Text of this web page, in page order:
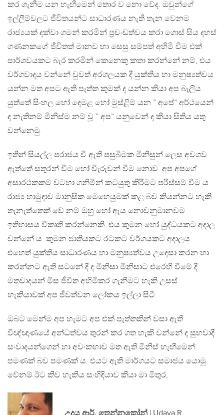
කර ගැනීම යන හැඟීමෙන් තොර ව නො වේද. ඔවුන්ගේ
ඉල්ලීම්වලට ජීවිතයන්ට සාධාරණය නැති තැන වෙනම
රාජ්‍යයක් දක්වා ගමන් කරමින් ප්‍රචංඩත්වය කරා ගොස් සිය දහස්
ගණනකගේ ජීවිතත් මානව හා සෙසු සම්පත් අහිමි වීම එක්
පාර්ශවයකට බැර කරමින් කෙනෙකු කතා කරන්නේ නම්, එය
වර්ගවාදය වන්නේ වුවත් අරගලයක දී යුක්තිය හා මනුෂ්‍යත්වය
යන්න මත අපට ඇති පැත්ත කුමක් ද යන්න කියා අප බැලිය
යුත්තේ සිංහල හෝ දෙමළ හෝ මුස්ළිම් යන ” අපේ” අර්ථයෙන්
ද නැතිනම් මිනිස්ම නම් වූ ” අප” යනුවෙන් ද කියා සිතිය යතු
වන්නෙමු.
ඉතින් සියල්ල පරාජය වී ඇති පසුබිමක මිනිසුන් ලෙස අවශව
ඇත්තේ සතුරන් වීම හෝ විැරුවන් වීම නොව. අප අපගේ
අසාරථකකම් වටහා ගනිමින් කටයුතු කිරීමට පරිස්සම් වීම ය.
රාජ්‍ය හාමුදාව මානුසික මෙහෙයුමක් කළ බව කියන්නට හැකි
තැනැත්තෙක් වේ නම් ඔහු හෝ ඇය නොවනුමානවම
ඉතිහාසය විකෘති කරන්නෙකි. එය කුමන හෝ යුද්ධයකට අදාල
වන්නේ ය. කුමන ජාතියකට රටකට වර්ගයකට අදාලය.
එහෙත් යුක්තිය සාධාරණය හා මනුෂ්‍යත්වය උදෙසා කරන හා
කරන්නට ඇති සටනේ දී ද මිනිසා මිනිසාට එරෙහි වීමේ දී
මතවාදයන් මිස ජීවිත අහිමිකර ගැනීමට හැකි උසස්
හැකියාවක් අප ජීවත්වන ලෝකය ඉල්ලා සිටී.
ඔබට මෙන්ම අප හැමට අප එක් පැත්තකින් වසා ඇති
විඥ්ඥාණයේ අන්ධත්වය තුරන් කර ගත හැකි වන්නේ ද සුභවාදී
සංවාදයන්ගෙන් හා අවංකභාව මත ඇති මිනිස් හැඟීමෙන්
පමණක් බව පමණක් ය. එයට ඇති මාර්ගයට සමාජය යොමු
වේනම් ඊට කිව හැකිය සංහිඳියාව කියා මා මිතුර.
උදය ආර්. තෙන්නකෝන් | Udaya R